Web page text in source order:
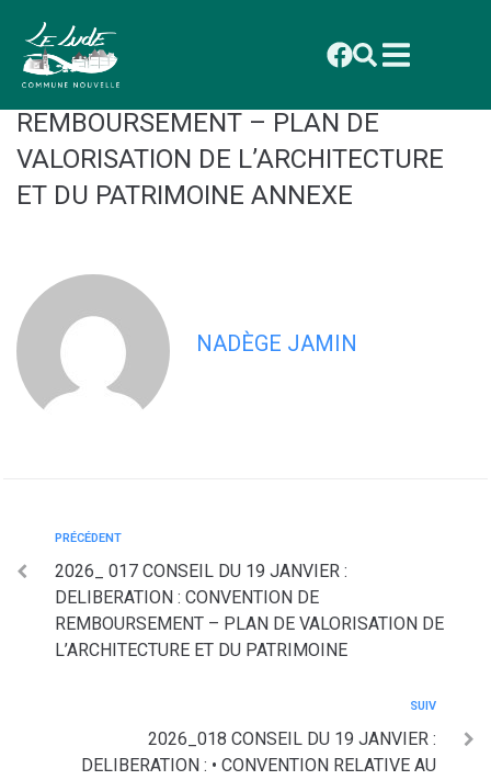
principal
2026_017 CONSEIL DU 19 JANVIER :
DELIBERATION : CONVENTION DE
REMBOURSEMENT – PLAN DE
VALORISATION DE L’ARCHITECTURE
ET DU PATRIMOINE ANNEXE
NADÈGE JAMIN
PRÉCÉDENT
2026_ 017 CONSEIL DU 19 JANVIER :
DELIBERATION : CONVENTION DE
REMBOURSEMENT – PLAN DE VALORISATION DE
L’ARCHITECTURE ET DU PATRIMOINE
SUIV
2026_018 CONSEIL DU 19 JANVIER :
DELIBERATION : • CONVENTION RELATIVE AU